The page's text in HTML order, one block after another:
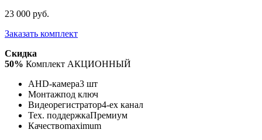
23 000 руб.
Заказать комплект
Скидка
50% Комплект АКЦИОННЫЙ
AHD-камера3 шт
Монтажпод ключ
Видеорегистратор4-ех канал
Тех. поддержкаПремиум
Качествоmaximum